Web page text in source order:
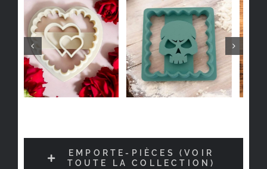
EMPORTE-PIÈCES (VOIR
TOUTE LA COLLECTION)